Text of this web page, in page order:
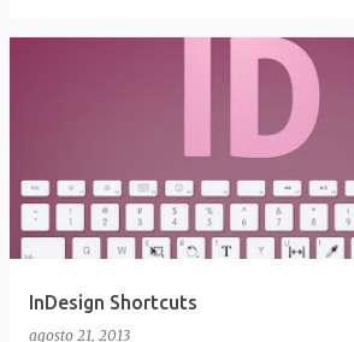
InDesign Shortcuts
agosto 21, 2013